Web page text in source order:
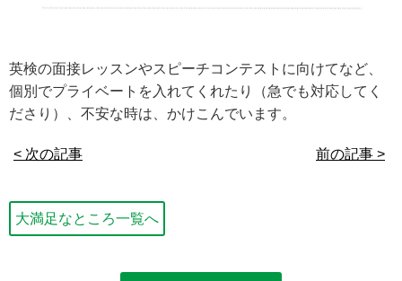
英検の面接レッスンやスピーチコンテストに向けてなど、
個別でプライベートを入れてくれたり（急でも対応してく
ださり）、不安な時は、かけこんでいます。
< 次の記事 前の記事 >
大満足なところ一覧へ